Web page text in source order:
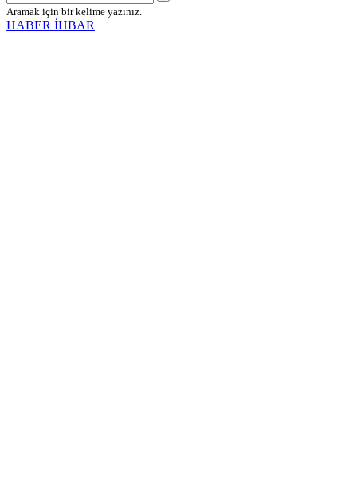
Aramak için bir kelime yazınız.
HABER İHBAR